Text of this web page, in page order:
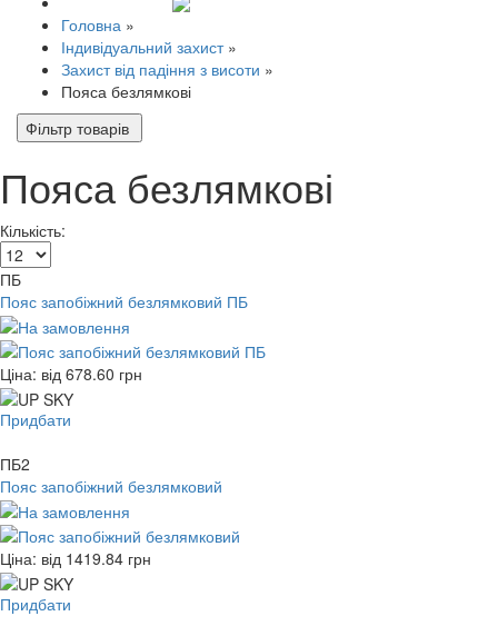
Головна »
Індивідуальний захист »
Захист від падіння з висоти »
Пояса безлямкові
Фільтр товарів
Пояса безлямкові
Кількість:
ПБ
Пояс запобіжний безлямковий ПБ
Ціна: від 678.60 грн
Придбати
ПБ2
Пояс запобіжний безлямковий
Ціна: від 1419.84 грн
Придбати